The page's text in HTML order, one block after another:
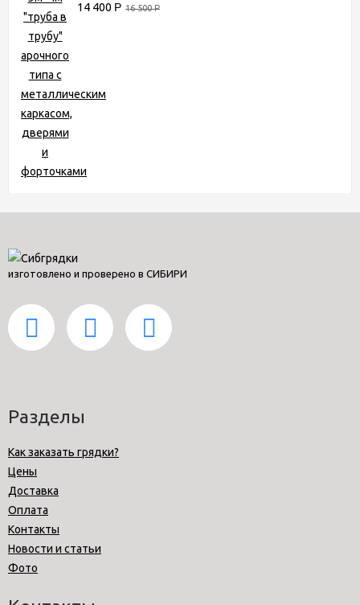
14 400 Р 16 500Р
изготовлено и проверено в СИБИРИ
Разделы
Как заказать грядки?
Цены
Доставка
Оплата
Контакты
Новости и статьи
Фото